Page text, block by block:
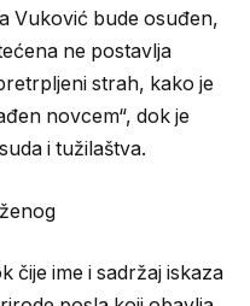
Vuković bude osuđen,
ne postavlja
strah, kako je
novcem“, dok je
i tužilaštva.
čije ime i sadržaj iskaza